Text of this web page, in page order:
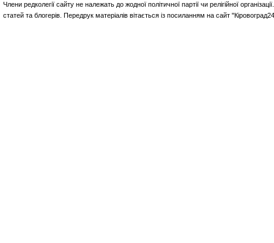
Члени редколегії сайту не належать до жодної політичної партії чи релігійної
статей та блогерів. Передрук матеріалів вітається із посиланням на сайт